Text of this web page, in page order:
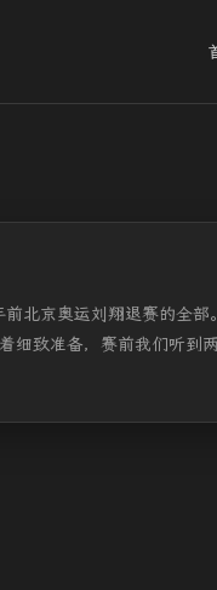
北京奥运刘翔退赛的全部
细致准备，赛前我们听到